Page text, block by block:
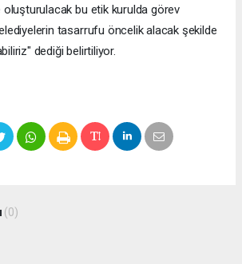
bu etik kurulda görev
tasarrufu öncelik alacak şekilde
dediği belirtiliyor.
(0)